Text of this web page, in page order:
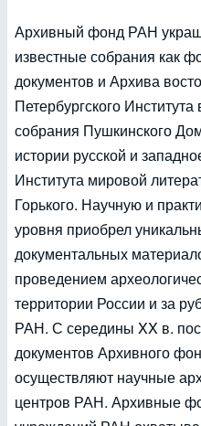
Архивный фонд РАН
известные собрания как
документов и Архива
Петербургского
собрания Пушкинского
истории русской и
Института мировой
Горького. Научную и
уровня приобрел
документальных
проведением
территории России и за
РАН. С середины XX в.
документов Архивного
осуществляют научные
центров РАН. Архивные